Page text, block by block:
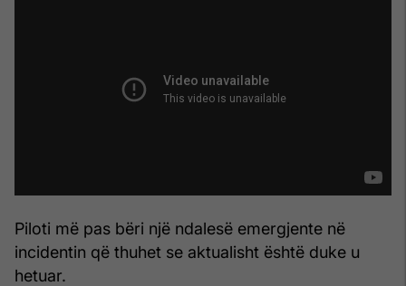
Piloti më pas bëri një ndalesë emergjente në
incidentin që thuhet se aktualisht është duke u
hetuar.